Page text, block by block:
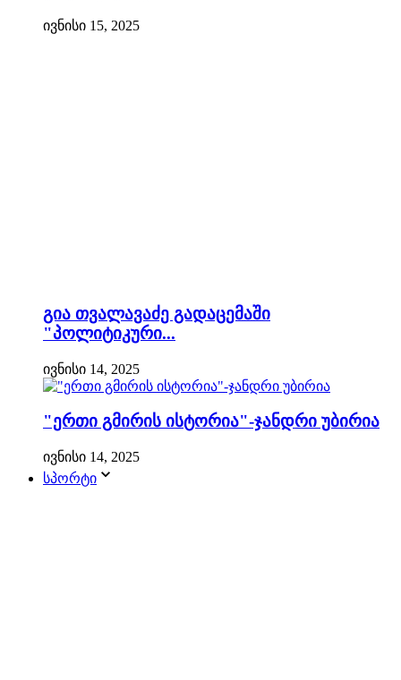
ივნისი 15, 2025
გია თვალავაძე გადაცემაში
"პოლიტიკური...
ივნისი 14, 2025
"ერთი გმირის ისტორია"-ჯანდრი უბირია
ივნისი 14, 2025
სპორტი